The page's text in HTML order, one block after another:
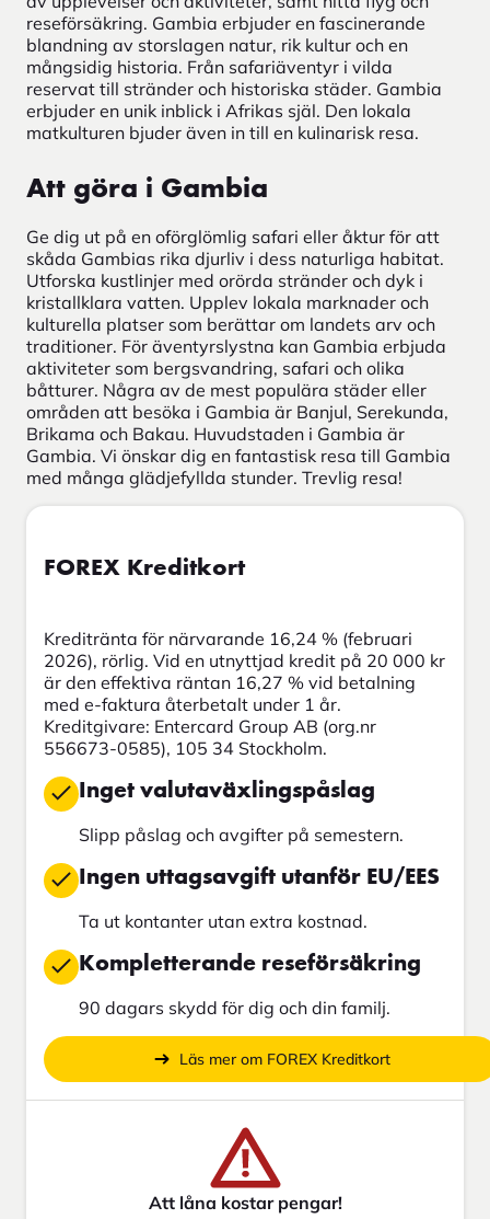
reseförsäkring. Gambia erbjuder en fascinerande
blandning av storslagen natur, rik kultur och en
mångsidig historia. Från safariäventyr i vilda
reservat till stränder och historiska städer. Gambia
erbjuder en unik inblick i Afrikas själ. Den lokala
matkulturen bjuder även in till en kulinarisk resa.
Att göra i Gambia
Ge dig ut på en oförglömlig safari eller åktur för att
skåda Gambias rika djurliv i dess naturliga habitat.
Utforska kustlinjer med orörda stränder och dyk i
kristallklara vatten. Upplev lokala marknader och
kulturella platser som berättar om landets arv och
traditioner. För äventyrslystna kan Gambia erbjuda
aktiviteter som bergsvandring, safari och olika
båtturer. Några av de mest populära städer eller
områden att besöka i Gambia är Banjul, Serekunda,
Brikama och Bakau. Huvudstaden i Gambia är
Gambia. Vi önskar dig en fantastisk resa till Gambia
med många glädjefyllda stunder. Trevlig resa!
FOREX Kreditkort
Kreditränta för närvarande 16,24 % (februari
2026), rörlig. Vid en utnyttjad kredit på 20 000 kr
är den effektiva räntan 16,27 % vid betalning
med e-faktura återbetalt under 1 år.
Kreditgivare: Entercard Group AB (org.nr
556673-0585), 105 34 Stockholm.
Inget valutaväxlingspåslag
Slipp påslag och avgifter på semestern.
Ingen uttagsavgift utanför EU/EES
Ta ut kontanter utan extra kostnad.
Kompletterande reseförsäkring
90 dagars skydd för dig och din familj.
Läs mer om FOREX Kreditkort
Att låna kostar pengar!